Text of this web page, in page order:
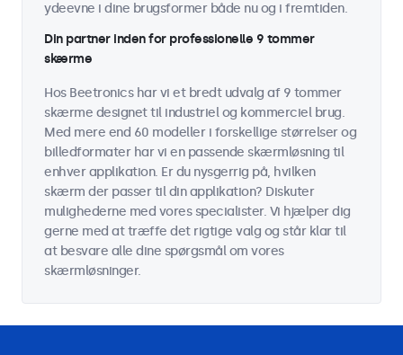
ydeevne i dine brugsformer både nu og i fremtiden.
Din partner inden for professionelle 9 tommer
skærme
Hos Beetronics har vi et bredt udvalg af 9 tommer
skærme designet til industriel og kommerciel brug.
Med mere end 60 modeller i forskellige størrelser og
billedformater har vi en passende skærmløsning til
enhver applikation. Er du nysgerrig på, hvilken
skærm der passer til din applikation? Diskuter
mulighederne med vores specialister. Vi hjælper dig
gerne med at træffe det rigtige valg og står klar til
at besvare alle dine spørgsmål om vores
skærmløsninger.